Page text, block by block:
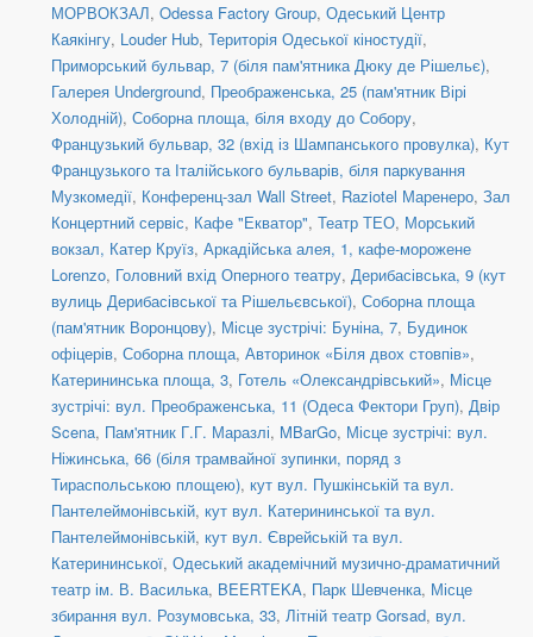
МОРВОКЗАЛ, Odessa Factory Group, Одеський Центр
Каякінгу, Louder Hub, Територія Одеської кіностудії,
Приморський бульвар, 7 (біля пам'ятника Дюку де Рішельє),
Галерея Underground, Преображенська, 25 (пам'ятник Вірі
Холодній), Соборна площа, біля входу до Собору,
Французький бульвар, 32 (вхід із Шампанського провулка), Кут
Французького та Італійського бульварів, біля паркування
Музкомедії, Конференц-зал Wall Street, Raziotel Маренеро, Зал
Концертний сервіс, Кафе "Екватор", Театр ТЕО, Морський
вокзал, Катер Круїз, Аркадійська алея, 1, кафе-морожене
Lorenzo, Головний вхід Оперного театру, Дерибасівська, 9 (кут
вулиць Дерибасівської та Рішельєвської), Соборна площа
(пам'ятник Воронцову), Місце зустрічі: Буніна, 7, Будинок
офіцерів, Соборна площа, Авторинок «Біля двох стовпів»,
Катерининська площа, 3, Готель «Олександрівський», Місце
зустрічі: вул. Преображенська, 11 (Одеса Фектори Груп), Двір
Scena, Пам'ятник Г.Г. Маразлі, MBarGo, Місце зустрічі: вул.
Ніжинська, 66 (біля трамвайної зупинки, поряд з
Тираспольською площею), кут вул. Пушкінській та вул.
Пантелеймонівській, кут вул. Катерининської та вул.
Пантелеймонівській, кут вул. Єврейській та вул.
Катерининської, Одеський академічний музично-драматичний
театр ім. В. Василька, BEERTEKA, Парк Шевченка, Місце
збирання вул. Розумовська, 33, Літній театр Gorsad, вул.